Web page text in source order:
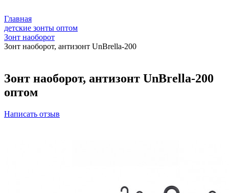
Главная
детские зонты оптом
Зонт наоборот
Зонт наоборот, антизонт UnBrella-200
Зонт наоборот, антизонт UnBrella-200
оптом
Написать отзыв